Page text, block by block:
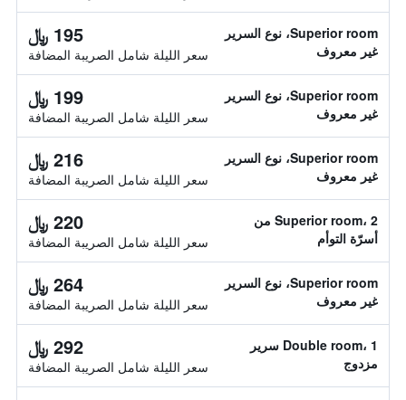
Superior room، نوع السرير
غير معروف
195 ﷼
سعر الليلة شامل الصريبة المضافة
Superior room، نوع السرير
غير معروف
199 ﷼
سعر الليلة شامل الصريبة المضافة
Superior room، نوع السرير
غير معروف
216 ﷼
سعر الليلة شامل الصريبة المضافة
Superior room، 2 من
أسرّة التوأم
220 ﷼
سعر الليلة شامل الصريبة المضافة
Superior room، نوع السرير
غير معروف
264 ﷼
سعر الليلة شامل الصريبة المضافة
Double room، 1 سرير
مزدوج
292 ﷼
سعر الليلة شامل الصريبة المضافة